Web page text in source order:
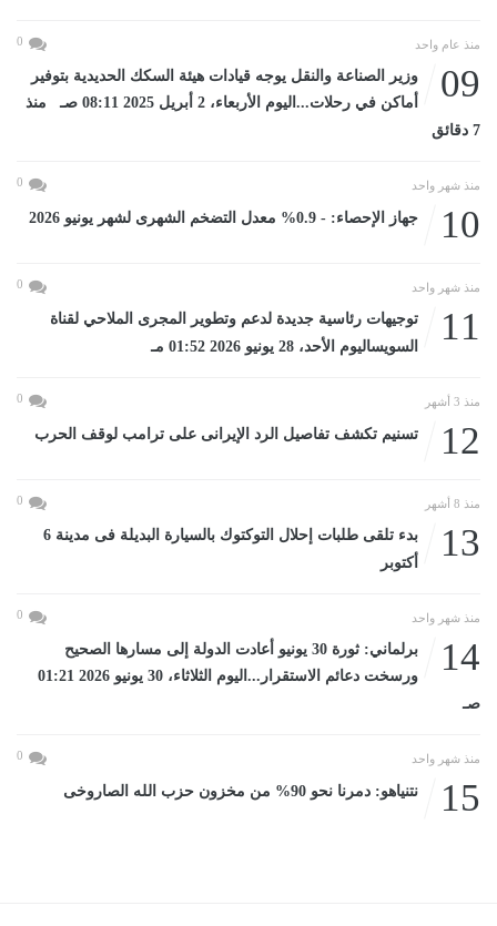
منذ عام واحد 0
09
وزير الصناعة والنقل يوجه قيادات هيئة السكك الحديدية بتوفير
أماكن في رحلات...اليوم الأربعاء، 2 أبريل 2025 08:11 صـ منذ
7 دقائق
منذ شهر واحد 0
10 جهاز الإحصاء: - 0.9% معدل التضخم الشهرى لشهر يونيو 2026
منذ شهر واحد 0
11
توجيهات رئاسية جديدة لدعم وتطوير المجرى الملاحي لقناة
السويساليوم الأحد، 28 يونيو 2026 01:52 مـ
منذ 3 أشهر 0
12 تسنيم تكشف تفاصيل الرد الإيرانى على ترامب لوقف الحرب
منذ 8 أشهر 0
13
بدء تلقى طلبات إحلال التوكتوك بالسيارة البديلة فى مدينة 6
أكتوبر
منذ شهر واحد 0
14
برلماني: ثورة 30 يونيو أعادت الدولة إلى مسارها الصحيح
ورسخت دعائم الاستقرار...اليوم الثلاثاء، 30 يونيو 2026 01:21
صـ
منذ شهر واحد 0
15 نتنياهو: دمرنا نحو 90% من مخزون حزب الله الصاروخى